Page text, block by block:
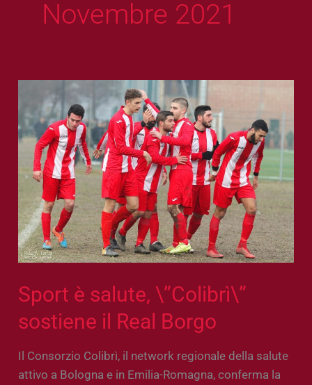
Novembre 2021
Sport è salute, \”Colibrì\”
sostiene il Real Borgo
Il Consorzio Colibrì, il network regionale della salute
attivo a Bologna e in Emilia-Romagna, conferma la
salute,
\”Colibrì\”
sostiene
Real
Borgo